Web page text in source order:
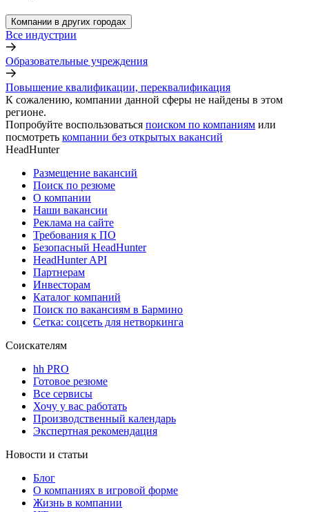
Компании в других городах
Все индустрии
Образовательные учреждения
Повышение квалификации, переквалификация
К сожалению, компании данной сферы не найдены в этом
регионе.
Попробуйте воспользоваться поиском по компаниям или
посмотреть компании без открытых вакансий
HeadHunter
Размещение вакансий
Поиск по резюме
О компании
Наши вакансии
Реклама на сайте
Требования к ПО
Безопасный HeadHunter
HeadHunter API
Партнерам
Инвесторам
Каталог компаний
Поиск по вакансиям в Бармино
Сетка: соцсеть для нетворкинга
Соискателям
hh PRO
Готовое резюме
Все сервисы
Хочу у вас работать
Производственный календарь
Экспертная рекомендация
Новости и статьи
Блог
О компаниях в игровой форме
Жизнь в компании